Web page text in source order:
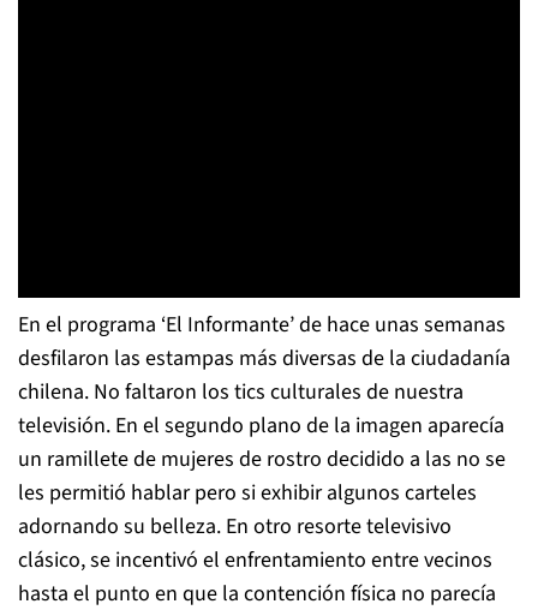
En el programa ‘El Informante’ de hace unas semanas
desfilaron las estampas más diversas de la ciudadanía
chilena. No faltaron los tics culturales de nuestra
televisión. En el segundo plano de la imagen aparecía
un ramillete de mujeres de rostro decidido a las no se
les permitió hablar pero si exhibir algunos carteles
adornando su belleza. En otro resorte televisivo
clásico, se incentivó el enfrentamiento entre vecinos
hasta el punto en que la contención física no parecía